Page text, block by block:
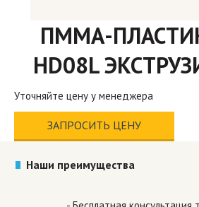
ПММА-
HD08L
Уточняйте цену у менеджера
ЗАПРОСИТЬ ЦЕНУ
Наши преимущества